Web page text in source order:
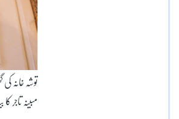
توشہ خانہ
مبینہ تاجر کا